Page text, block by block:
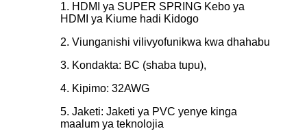
1. HDMI ya SUPER SPRING Kebo ya
HDMI ya Kiume hadi Kidogo
2. Viunganishi vilivyofunikwa kwa dhahabu
3. Kondakta: BC (shaba tupu),
4. Kipimo: 32AWG
5. Jaketi: Jaketi ya PVC yenye kinga
maalum ya teknolojia